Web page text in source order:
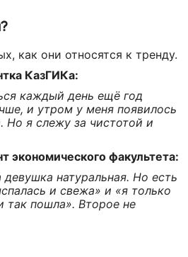
как они относятся к тренду.
КазГИКа:
каждый день ещё год
и утром у меня появилось
Но я слежу за чистотой и
экономического факультета:
девушка натуральная. Но есть
и свежа» и «я только
так пошла». Второе не